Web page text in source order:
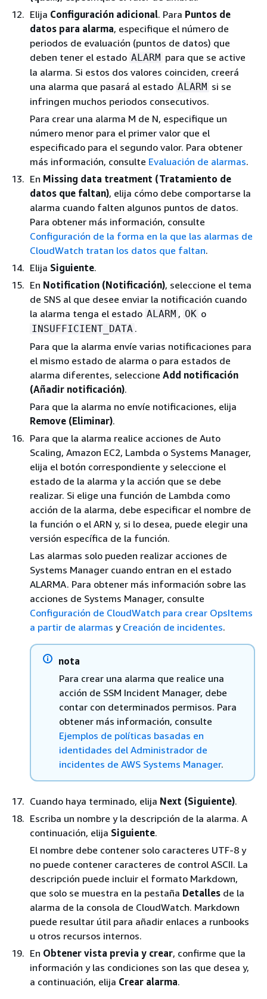
Elija Configuración adicional. Para Puntos de
datos para alarma, especifique el número de
periodos de evaluación (puntos de datos) que
deben tener el estado ALARM para que se active
la alarma. Si estos dos valores coinciden, creerá
una alarma que pasará al estado ALARM si se
infringen muchos periodos consecutivos.
Para crear una alarma M de N, especifique un
número menor para el primer valor que el
especificado para el segundo valor. Para obtener
más información, consulte Evaluación de alarmas.
En Missing data treatment (Tratamiento de
datos que faltan), elija cómo debe comportarse la
alarma cuando falten algunos puntos de datos.
Para obtener más información, consulte
Configuración de la forma en la que las alarmas de
CloudWatch tratan los datos que faltan.
Elija Siguiente.
En Notification (Notificación), seleccione el tema
de SNS al que desee enviar la notificación cuando
la alarma tenga el estado ALARM , OK o
INSUFFICIENT_DATA .
Para que la alarma envíe varias notificaciones para
el mismo estado de alarma o para estados de
alarma diferentes, seleccione Add notificación
(Añadir notificación).
Para que la alarma no envíe notificaciones, elija
Remove (Eliminar).
Para que la alarma realice acciones de Auto
Scaling, Amazon EC2, Lambda o Systems Manager,
elija el botón correspondiente y seleccione el
estado de la alarma y la acción que se debe
realizar. Si elige una función de Lambda como
acción de la alarma, debe especificar el nombre de
la función o el ARN y, si lo desea, puede elegir una
versión específica de la función.
Las alarmas solo pueden realizar acciones de
Systems Manager cuando entran en el estado
ALARMA. Para obtener más información sobre las
acciones de Systems Manager, consulte
Configuración de CloudWatch para crear OpsItems
a partir de alarmas y Creación de incidentes.
nota
Para crear una alarma que realice una
acción de SSM Incident Manager, debe
contar con determinados permisos. Para
obtener más información, consulte
Ejemplos de políticas basadas en
identidades del Administrador de
incidentes de AWS Systems Manager.
Cuando haya terminado, elija Next (Siguiente).
Escriba un nombre y la descripción de la alarma. A
continuación, elija Siguiente.
El nombre debe contener solo caracteres UTF-8 y
no puede contener caracteres de control ASCII. La
descripción puede incluir el formato Markdown,
que solo se muestra en la pestaña Detalles de la
alarma de la consola de CloudWatch. Markdown
puede resultar útil para añadir enlaces a runbooks
u otros recursos internos.
En Obtener vista previa y crear, confirme que la
información y las condiciones son las que desea y,
a continuación, elija Crear alarma.